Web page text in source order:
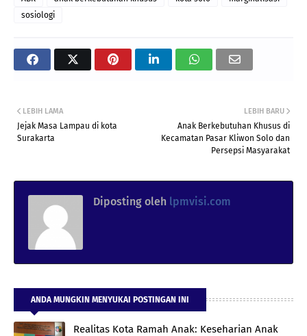
sosiologi
LEBIH BARU
Anak Berkebutuhan Khusus di
Kecamatan Pasar Kliwon Solo dan
Persepsi Masyarakat
LEBIH LAMA
Jejak Masa Lampau di kota
Surakarta
Diposting oleh lpmvisi.com
ANDA MUNGKIN MENYUKAI POSTINGAN INI
Realitas Kota Ramah Anak: Keseharian Anak